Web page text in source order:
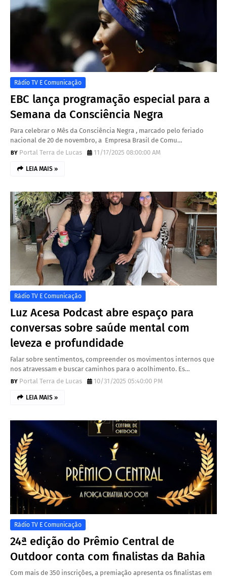
Rádio TV E Comunicação
EBC lança programação especial para a
Semana da Consciência Negra
Para celebrar o Mês da Consciência Negra , marcado pelo feriado
nacional de 20 de novembro, a Empresa Brasil de Comu…
Portal Terra de Lucas
11/17/2025 08:00:00 AM
LEIA MAIS »
Rádio TV E Comunicação
Luz Acesa Podcast abre espaço para
conversas sobre saúde mental com
leveza e profundidade
Falar sobre sentimentos, compreender os movimentos internos que
nos atravessam e buscar caminhos para o acolhimento. Es…
Portal Terra de Lucas
10/31/2025 05:40:00 PM
LEIA MAIS »
Rádio TV E Comunicação
24ª edição do Prêmio Central de
Outdoor conta com finalistas da Bahia
Com mais de 350 inscrições, a premiação apresenta os finalistas em